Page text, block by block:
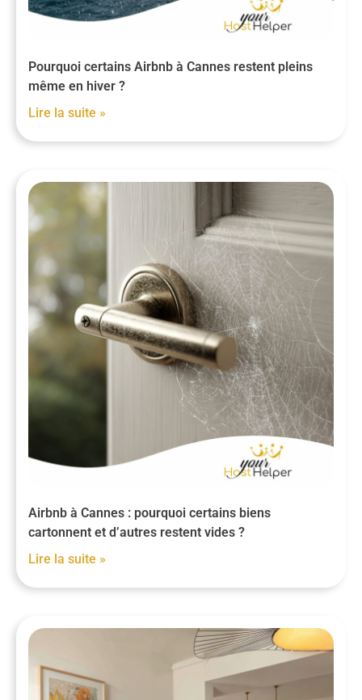
Pourquoi certains Airbnb à Cannes restent pleins
même en hiver ?
Lire la suite »
Airbnb à Cannes : pourquoi certains biens
cartonnent et d’autres restent vides ?
Lire la suite »